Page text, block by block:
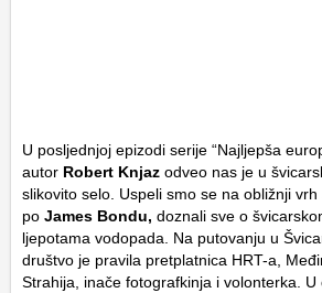
U posljednjoj epizodi serije “Najljepša
autor Robert Knjaz odveo nas je u
slikovito selo. Uspeli smo se na obližnji
po James Bondu, doznali sve o
ljepotama vodopada. Na putovanju u
društvo je pravila pretplatnica HRT-a,
Strahija, inače fotografkinja i volonterka. U